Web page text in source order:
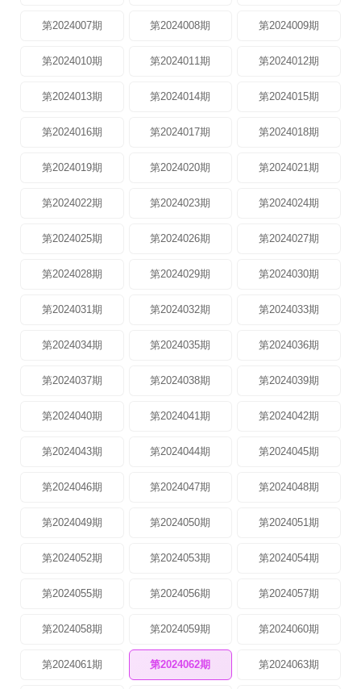
第2024007期 第2024008期 第2024009期
第2024010期 第2024011期 第2024012期
第2024013期 第2024014期 第2024015期
第2024016期 第2024017期 第2024018期
第2024019期 第2024020期 第2024021期
第2024022期 第2024023期 第2024024期
第2024025期 第2024026期 第2024027期
第2024028期 第2024029期 第2024030期
第2024031期 第2024032期 第2024033期
第2024034期 第2024035期 第2024036期
第2024037期 第2024038期 第2024039期
第2024040期 第2024041期 第2024042期
第2024043期 第2024044期 第2024045期
第2024046期 第2024047期 第2024048期
第2024049期 第2024050期 第2024051期
第2024052期 第2024053期 第2024054期
第2024055期 第2024056期 第2024057期
第2024058期 第2024059期 第2024060期
第2024061期 第2024062期 第2024063期